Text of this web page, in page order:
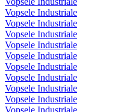
Vopsele Industriale
Vopsele Industriale
Vopsele Industriale
Vopsele Industriale
Vopsele Industriale
Vopsele Industriale
Vopsele Industriale
Vopsele Industriale
Vopsele Industriale
Vopsele Industriale